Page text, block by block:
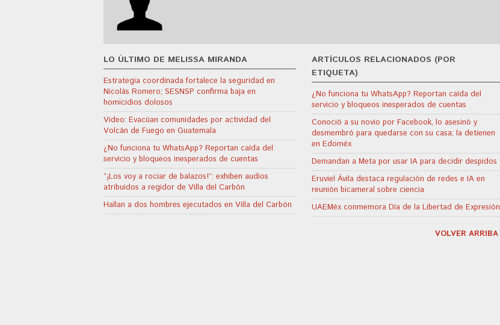
LO ÚLTIMO DE MELISSA MIRANDA
Estrategia coordinada fortalece la seguridad en
Nicolás Romero; SESNSP confirma baja en
homicidios dolosos
Video: Evacúan comunidades por actividad del
Volcán de Fuego en Guatemala
¿No funciona tu WhatsApp? Reportan caída del
servicio y bloqueos inesperados de cuentas
”¡Los voy a rociar de balazos!”: exhiben audios
atribuidos a regidor de Villa del Carbón
Hallan a dos hombres ejecutados en Villa del Carbón
ARTÍCULOS RELACIONADOS (POR
ETIQUETA)
¿No funciona tu WhatsApp? Reportan caída del
servicio y bloqueos inesperados de cuentas
Conoció a su novio por Facebook, lo asesinó y
desmembró para quedarse con su casa; la detienen
en Edoméx
Demandan a Meta por usar IA para decidir despidos
Eruviel Ávila destaca regulación de redes e IA en
reunión bicameral sobre ciencia
UAEMéx conmemora Día de la Libertad de Expresión
VOLVER ARRIBA